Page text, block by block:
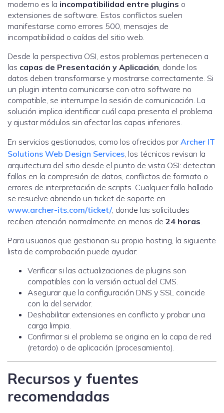
moderno es la incompatibilidad entre plugins o
extensiones de software. Estos conflictos suelen
manifestarse como errores 500, mensajes de
incompatibilidad o caídas del sitio web.
Desde la perspectiva OSI, estos problemas pertenecen a
las capas de Presentación y Aplicación, donde los
datos deben transformarse y mostrarse correctamente. Si
un plugin intenta comunicarse con otro software no
compatible, se interrumpe la sesión de comunicación. La
solución implica identificar cuál capa presenta el problema
y ajustar módulos sin afectar las capas inferiores.
En servicios gestionados, como los ofrecidos porArcher IT
Solutions Web Design Services, los técnicos revisan la
arquitectura del sitio desde el punto de vista OSI: detectan
fallos en la compresión de datos, conflictos de formato o
errores de interpretación de scripts. Cualquier fallo hallado
se resuelve abriendo un ticket de soporte en
www.archer-its.com/ticket/, donde las solicitudes
reciben atención normalmente en menos de 24 horas.
Para usuarios que gestionan su propio hosting, la siguiente
lista de comprobación puede ayudar:
Verificar si las actualizaciones de plugins son
compatibles con la versión actual del CMS.
Asegurar que la configuración DNS y SSL coincide
con la del servidor.
Deshabilitar extensiones en conflicto y probar una
carga limpia.
Confirmar si el problema se origina en la capa de red
(retardo) o de aplicación (procesamiento).
Recursos y fuentes
recomendadas